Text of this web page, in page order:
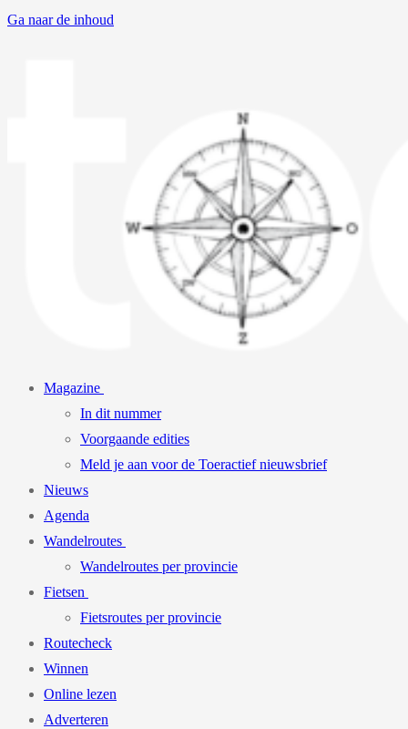
Ga naar de inhoud
Magazine
In dit nummer
Voorgaande edities
Meld je aan voor de Toeractief nieuwsbrief
Nieuws
Agenda
Wandelroutes
Wandelroutes per provincie
Fietsen
Fietsroutes per provincie
Routecheck
Winnen
Online lezen
Adverteren